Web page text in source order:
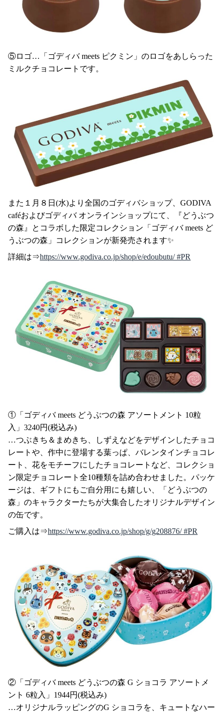
⑤ロゴ…「ゴディバ meets ピクミン」のロゴをあしらった
ミルクチョコレートです。
また１月８日(水)より全国のゴディバショップ、GODIVA
caféおよびゴディバ オンラインショップにて、『どうぶつ
の森』とコラボした限定コレクション「ゴディバ meets ど
うぶつの森」コレクションが新発売されます✨
詳細は⇒https://www.godiva.co.jp/shop/e/edoubutu/ #PR
①「ゴディバ meets どうぶつの森 アソートメント 10粒
入」3240円(税込み)
…つぶきち＆まめきち、しずえなどをデザインしたチョコ
レートや、作中に登場する葉っぱ、バレンタインチョコレ
ート、花をモチーフにしたチョコレートなど、コレクショ
ン限定チョコレート全10種類を詰め合わせました。パッケ
ージは、ギフトにもご自分用にも嬉しい、「どうぶつの
森」のキャラクターたちが大集合したオリジナルデザイン
の缶です。
ご購入は⇒https://www.godiva.co.jp/shop/g/g208876/ #PR
②「ゴディバ meets どうぶつの森 G ショコラ アソートメ
ント 6粒入」1944円(税込み)
…オリジナルラッピングのG ショコラを、キュートなハー